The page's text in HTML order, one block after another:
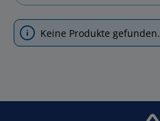
Keine Produkte gefunden.